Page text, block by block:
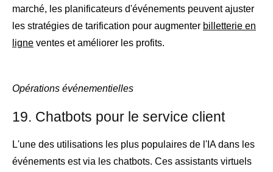
marché, les planificateurs d'événements peuvent ajuster
les stratégies de tarification pour augmenter billetterie en
ligne ventes et améliorer les profits.
Opérations événementielles
19. Chatbots pour le service client
L'une des utilisations les plus populaires de l'IA dans les
événements est via les chatbots. Ces assistants virtuels